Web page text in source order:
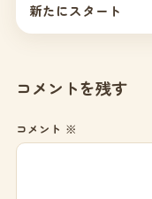
新たにスタート
コメントを残す
コメント ※